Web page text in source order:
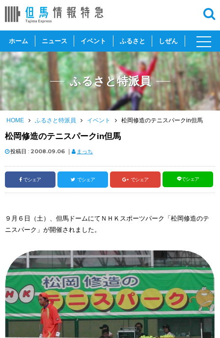
ホーム ニュース イベント ふるさと しぜん
toggle
ふるさと特派員
HOME ふるさと特派員 イベント 松岡修造のテニスパークin但馬
松岡修造のテニスパークin但馬
投稿日 : 2008.09.06 ｜ まっち
でシェア でシェア でシェア でシェア
９月６日（土）、但馬ドームにてＮＨＫスポーツパーク「松岡修造のテ
ニスパーク」が開催されました。